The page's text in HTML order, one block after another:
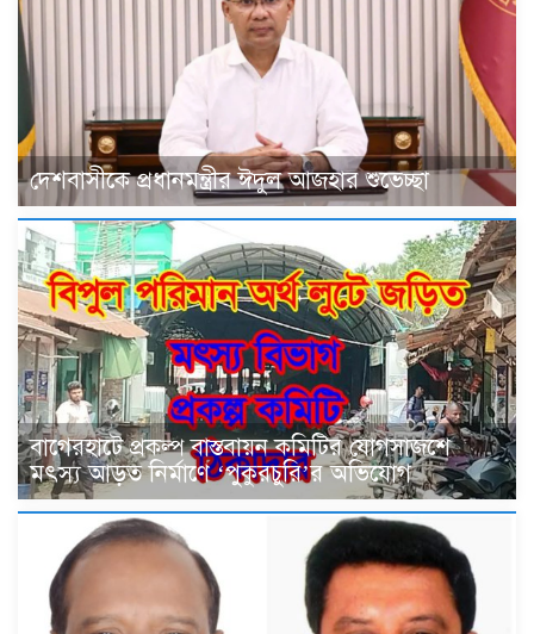
দেশবাসীকে প্রধানমন্ত্রীর ঈদুল আজহার শুভেচ্ছা
বাগেরহাটে প্রকল্প বাস্তবায়ন কমিটির যোগসাজশে
মৎস্য আড়ত নির্মাণে ‘পুকুরচুরি’র অভিযোগ